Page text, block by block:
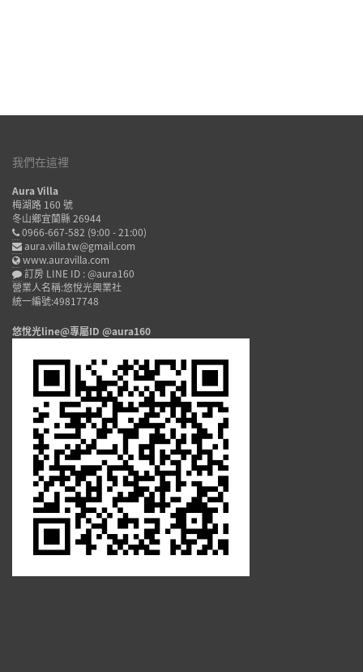
我們在這裡
Aura Villa
梅湖路 160 號
冬山鄉宜蘭縣 26944
0966-667-582 (9:00 - 21:00)
aura.villa.tw@gmail.com
www.auravilla.com
訂房 LINE ID : @aura160
營業人名稱:悠悅光興業社
統一編號:49817748
悠悅光line@專屬ID @aura160